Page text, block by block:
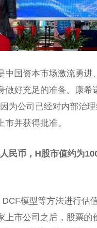
国资本市场激流勇进
做好充足的准备。康希
为公司已经对内部治
并获得批准。
民币，H股市值约为
模型等方法进行估
市公司之后，股票的